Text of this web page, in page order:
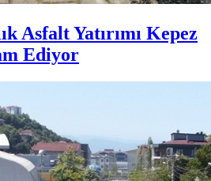
Asfalt Yatırımı Kepez
Ediyor